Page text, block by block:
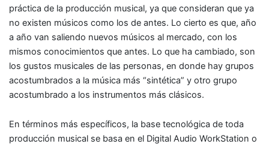
práctica de la producción musical, ya que consideran que ya
no existen músicos como los de antes. Lo cierto es que, año
a año van saliendo nuevos músicos al mercado, con los
mismos conocimientos que antes. Lo que ha cambiado, son
los gustos musicales de las personas, en donde hay grupos
acostumbrados a la música más “sintética” y otro grupo
acostumbrado a los instrumentos más clásicos.
En términos más específicos, la base tecnológica de toda
producción musical se basa en el Digital Audio WorkStation o